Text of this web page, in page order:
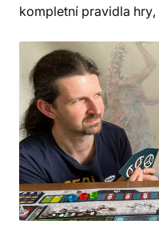
kompletní pravidla hry,